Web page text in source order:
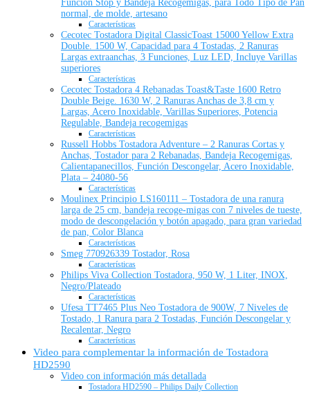
Función Stop y Bandeja Recogemigas, para Todo Tipo de Pan
normal, de molde, artesano
Características
Cecotec Tostadora Digital ClassicToast 15000 Yellow Extra
Double. 1500 W, Capacidad para 4 Tostadas, 2 Ranuras
Largas extraanchas, 3 Funciones, Luz LED, Incluye Varillas
superiores
Características
Cecotec Tostadora 4 Rebanadas Toast&Taste 1600 Retro
Double Beige. 1630 W, 2 Ranuras Anchas de 3,8 cm y
Largas, Acero Inoxidable, Varillas Superiores, Potencia
Regulable, Bandeja recogemigas
Características
Russell Hobbs Tostadora Adventure – 2 Ranuras Cortas y
Anchas, Tostador para 2 Rebanadas, Bandeja Recogemigas,
Calientapanecillos, Función Descongelar, Acero Inoxidable,
Plata – 24080-56
Características
Moulinex Principio LS160111 – Tostadora de una ranura
larga de 25 cm, bandeja recoge-migas con 7 niveles de tueste,
modo de descongelación y botón apagado, para gran variedad
de pan, Color Blanca
Características
Smeg 770926339 Tostador, Rosa
Características
Philips Viva Collection Tostadora, 950 W, 1 Liter, INOX,
Negro/Plateado
Características
Ufesa TT7465 Plus Neo Tostadora de 900W, 7 Niveles de
Tostado, 1 Ranura para 2 Tostadas, Función Descongelar y
Recalentar, Negro
Características
Video para complementar la información de Tostadora
HD2590
Video con información más detallada
Tostadora HD2590 – Philips Daily Collection